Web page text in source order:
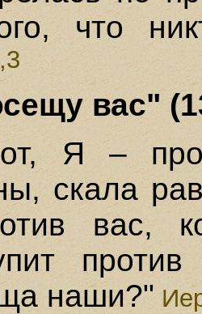
что
вас"
Я –
скала
вас,
наши?"